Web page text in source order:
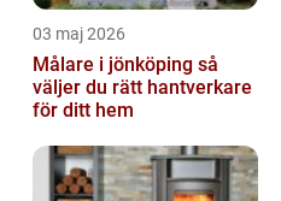
03 maj 2026
Målare i jönköping så
väljer du rätt hantverkare
för ditt hem